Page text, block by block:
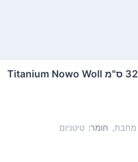
מחבת, חומר: טיטניום